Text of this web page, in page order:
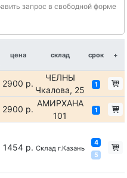
запрос в свободной форме
цена склад срок +
2900 р.
ЧЕЛНЫ
Чкалова, 25
1
2900 р.
АМИРХАНА
101
1
1454 р. Склад г.Казань
4
5